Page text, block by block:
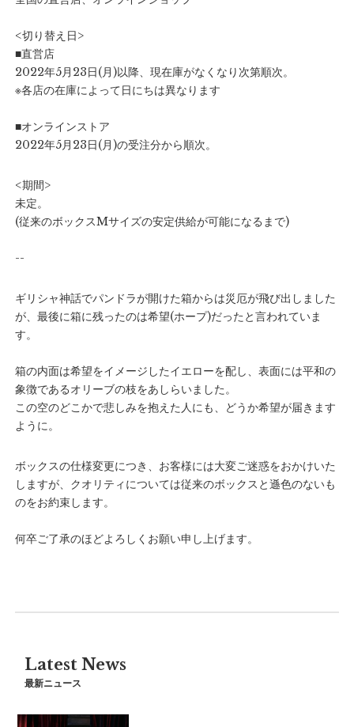
<切り替え日>
■直営店
2022年5月23日(月)以降、現在庫がなくなり次第順次。
※各店の在庫によって日にちは異なります
■オンラインストア
2022年5月23日(月)の受注分から順次。
<期間>
未定。
(従来のボックスMサイズの安定供給が可能になるまで)
--
ギリシャ神話でパンドラが開けた箱からは災厄が飛び出しました
が、最後に箱に残ったのは希望(ホープ)だったと言われていま
す。
箱の内面は希望をイメージしたイエローを配し、表面には平和の
象徴であるオリーブの枝をあしらいました。
この空のどこかで悲しみを抱えた人にも、どうか希望が届きます
ように。
ボックスの仕様変更につき、お客様には大変ご迷惑をおかけいた
しますが、クオリティについては従来のボックスと遜色のないも
のをお約束します。
何卒ご了承のほどよろしくお願い申し上げます。
Latest News
最新ニュース